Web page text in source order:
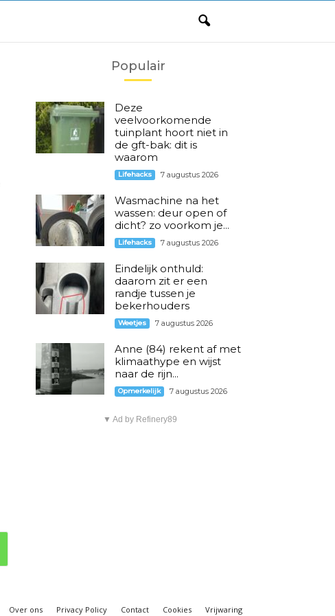
Populair
Deze
veelvoorkomende
tuinplant hoort niet in
de gft-bak: dit is
waarom
Lifehacks 7 augustus 2026
Wasmachine na het
wassen: deur open of
dicht? zo voorkom je...
Lifehacks 7 augustus 2026
Eindelijk onthuld:
daarom zit er een
randje tussen je
bekerhouders
Weetjes 7 augustus 2026
Anne (84) rekent af met
klimaathype en wijst
naar de rijn...
Opmerkelijk 7 augustus 2026
▼ Ad by Refinery89
Over ons Privacy Policy Contact Cookies Vrijwaring